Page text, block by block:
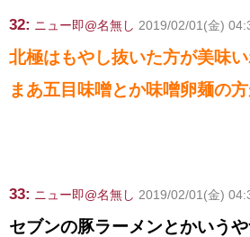
32: ニュー即@名無し 2019/02/01(金)
北極はもやし抜いた方が美味
まあ五目味噌とか味噌卵麺の
33: ニュー即@名無し 2019/02/01(金)
セブンの豚ラーメンとかいう